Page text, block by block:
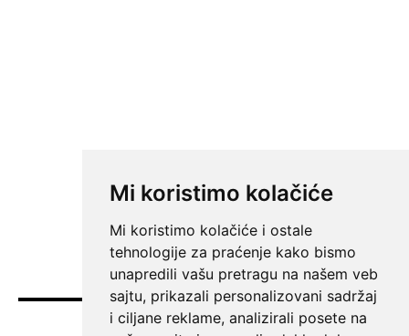
Mi koristimo kolačiće
Mi koristimo kolačiće i ostale
tehnologije za praćenje kako bismo
unapredili vašu pretragu na našem veb
sajtu, prikazali personalizovani sadržaj
i ciljane reklame, analizirali posete na
Vesti